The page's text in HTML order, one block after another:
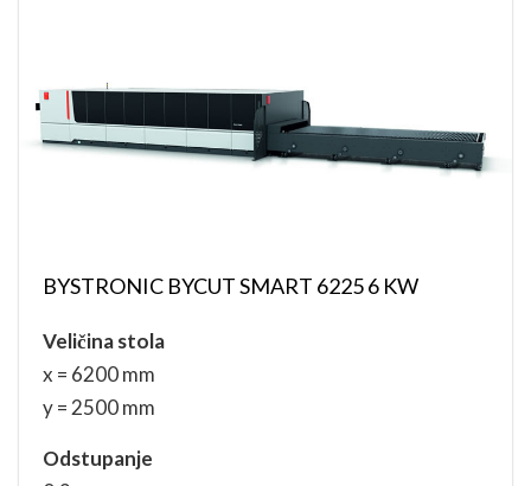
BYSTRONIC BYCUT SMART 6225 6 KW
Veličina stola
x = 6200 mm
y = 2500 mm
Odstupanje